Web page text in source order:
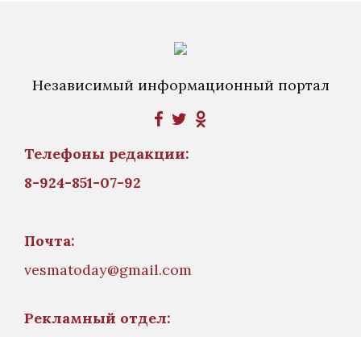
Независимый информационный портал
Телефоны редакции:
8-924-851-07-92
Почта:
vesmatoday@gmail.com
Рекламный отдел: